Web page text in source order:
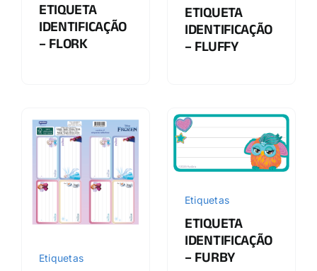
ETIQUETA
IDENTIFICAÇÃO
– FLORK
ETIQUETA
IDENTIFICAÇÃO
– FLUFFY
Etiquetas
Etiquetas
ETIQUETA
IDENTIFICAÇÃO
– FURBY